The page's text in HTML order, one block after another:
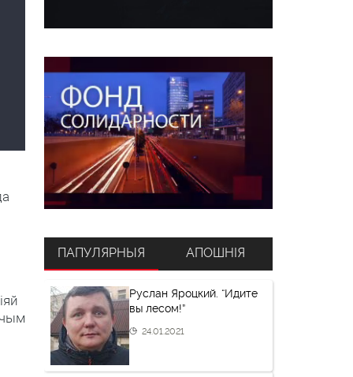
чым
ПАПУЛЯРНЫЯ
Руслан Яроцкий. “Идите
вы лесом!”
24.01.2021
АПОШНІЯ